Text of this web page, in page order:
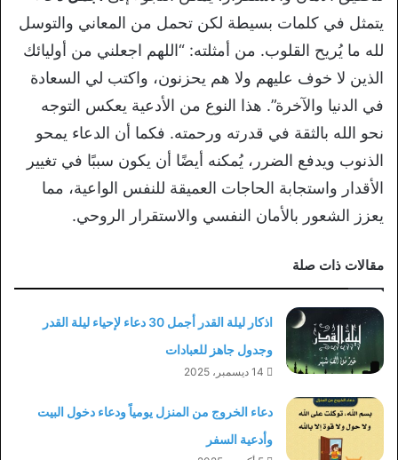
يتمثل في كلمات بسيطة لكن تحمل من المعاني والتوسل
لله ما يُريح القلوب. من أمثلته: “اللهم اجعلني من أوليائك
الذين لا خوف عليهم ولا هم يحزنون، واكتب لي السعادة
في الدنيا والآخرة”. هذا النوع من الأدعية يعكس التوجه
نحو الله بالثقة في قدرته ورحمته. فكما أن الدعاء يمحو
الذنوب ويدفع الضرر، يُمكنه أيضًا أن يكون سببًا في تغيير
الأقدار واستجابة الحاجات العميقة للنفس الواعية، مما
يعزز الشعور بالأمان النفسي والاستقرار الروحي.
مقالات ذات صلة
اذكار ليلة القدر أجمل 30 دعاء لإحياء ليلة القدر
وجدول جاهز للعبادات
14 ديسمبر، 2025
دعاء الخروج من المنزل يومياً ودعاء دخول البيت
وأدعية السفر